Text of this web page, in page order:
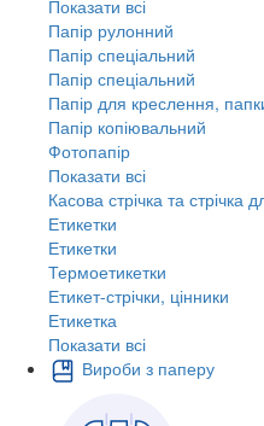
Показати всі
Папір рулонний
Папір спеціальний
Папір спеціальний
Папір для креслення,
Папір копіювальний
Фотопапір
Показати всі
Касова стрічка та стрічка
Етикетки
Етикетки
Термоетикетки
Етикет-стрічки, цінники
Етикетка
Показати всі
Вироби з паперу